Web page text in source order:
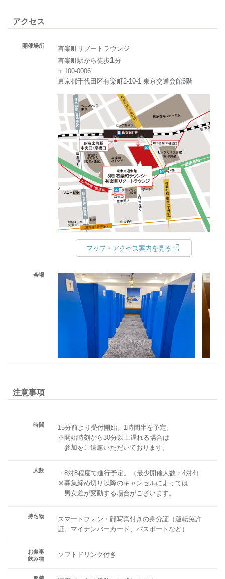
アクセス
開催場所
有楽町リゾートラウンジ
有楽町駅から徒歩1分
〒100-0006
東京都千代田区有楽町2-10-1 東京交通会館6階
マップ・アクセス案内を見る
会場
注意事項
時間
15分前より受付開始。1時間半を予定。
※開始時刻から30分以上遅れる場合は
参加をご遠慮いただいております。
人数
・8対8程度で進行予定。（最少開催人数：4対4）
※募集締め切り以降のキャンセルによっては
男女差が変動する場合がございます。
持ち物
スマートフォン・顔写真付きの身分証（運転免許
証、マイナンバーカード、パスポートなど）
お食事
飲み物
ソフトドリンク付き